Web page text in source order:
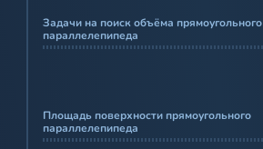
Задачи на поиск объёма прямоугольного
параллелепипеда
Площадь поверхности прямоугольного
параллелепипеда